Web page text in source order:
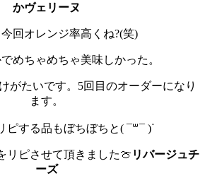
かヴェリーヌ
回オレンジ率高くね?(笑)
めちゃめちゃ美味しかった。
がたいです。 5回目のオーダーになり
ます。
ピする品もぼちぼちと( ¯꒳​¯ )ᐝ
リピさせて頂きました🍈 リバージュチ
ーズ